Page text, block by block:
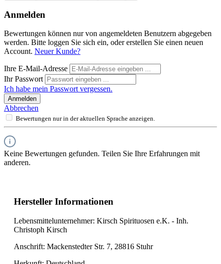
Anmelden
Bewertungen können nur von angemeldeten Benutzern abgegeben
werden. Bitte loggen Sie sich ein, oder erstellen Sie einen neuen
Account. Neuer Kunde?
Ihre E-Mail-Adresse
Ihr Passwort
Ich habe mein Passwort vergessen.
Anmelden
Abbrechen
Bewertungen nur in der aktuellen Sprache anzeigen.
Keine Bewertungen gefunden. Teilen Sie Ihre Erfahrungen mit
anderen.
Hersteller Informationen
Lebensmittelunternehmer: Kirsch Spirituosen e.K. - Inh.
Christoph Kirsch
Anschrift: Mackenstedter Str. 7, 28816 Stuhr